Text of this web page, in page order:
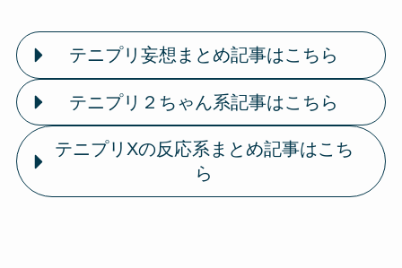
テニプリ妄想まとめ記事はこちら
テニプリ２ちゃん系記事はこちら
テニプリXの反応系まとめ記事はこち
ら